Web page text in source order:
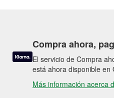
Compra ahora,
El servicio de Compra
está ahora disponible en
Más información acerca